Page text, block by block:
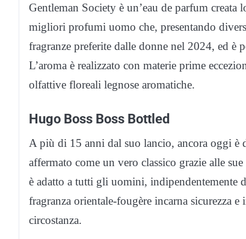
Gentleman Society è un’eau de parfum
migliori profumi uomo che, presentando
fragranze preferite dalle donne nel 2024, ed è
L’aroma è realizzato con materie prime
olfattive floreali legnose aromatiche.
Hugo Boss Boss Bottled
A più di 15 anni dal suo lancio, ancora oggi
affermato come un vero classico grazie alle
è adatto a tutti gli uomini, indipendentemente
fragranza orientale-fougère incarna sicurezza
circostanza.